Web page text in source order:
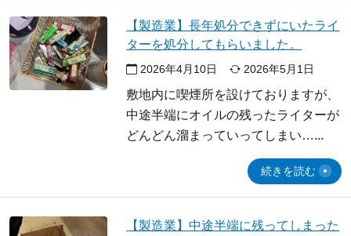
【製造業】長年処分できずにいたライ
ターを処分してもらいました。
2026年4月10日 2026年5月1日
敷地内に喫煙所を設けておりますが、
中途半端にオイルの残ったライターが
どんどん溜まっていってしまい…
続きを読む
【製造業】中途半端に残ってしまった